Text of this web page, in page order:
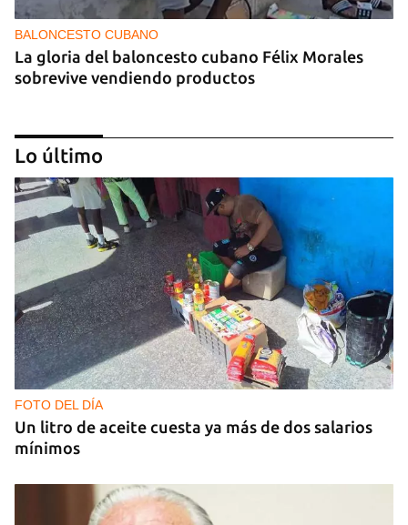
BALONCESTO CUBANO
La gloria del baloncesto cubano Félix Morales
sobrevive vendiendo productos
DEPORTES
El cubano Wilfredo León, campeón con Polonia
en la Liga de Naciones de Voleibol 2026
Lo último
FOTO DEL DÍA
Un litro de aceite cuesta ya más de dos salarios
mínimos